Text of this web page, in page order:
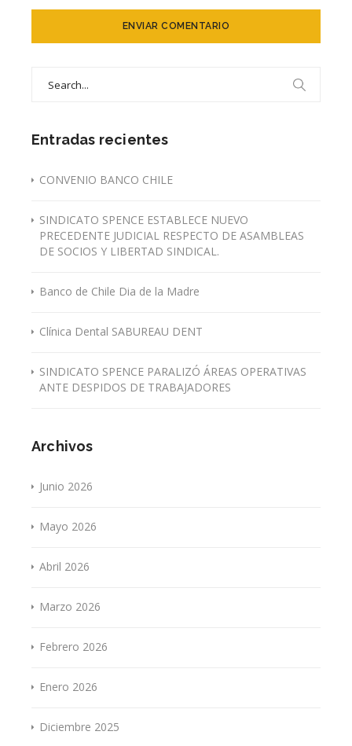
Entradas recientes
CONVENIO BANCO CHILE
SINDICATO SPENCE ESTABLECE NUEVO
PRECEDENTE JUDICIAL RESPECTO DE ASAMBLEAS
DE SOCIOS Y LIBERTAD SINDICAL.
Banco de Chile Dia de la Madre
Clínica Dental SABUREAU DENT
SINDICATO SPENCE PARALIZÓ ÁREAS OPERATIVAS
ANTE DESPIDOS DE TRABAJADORES
Archivos
Junio 2026
Mayo 2026
Abril 2026
Marzo 2026
Febrero 2026
Enero 2026
Diciembre 2025